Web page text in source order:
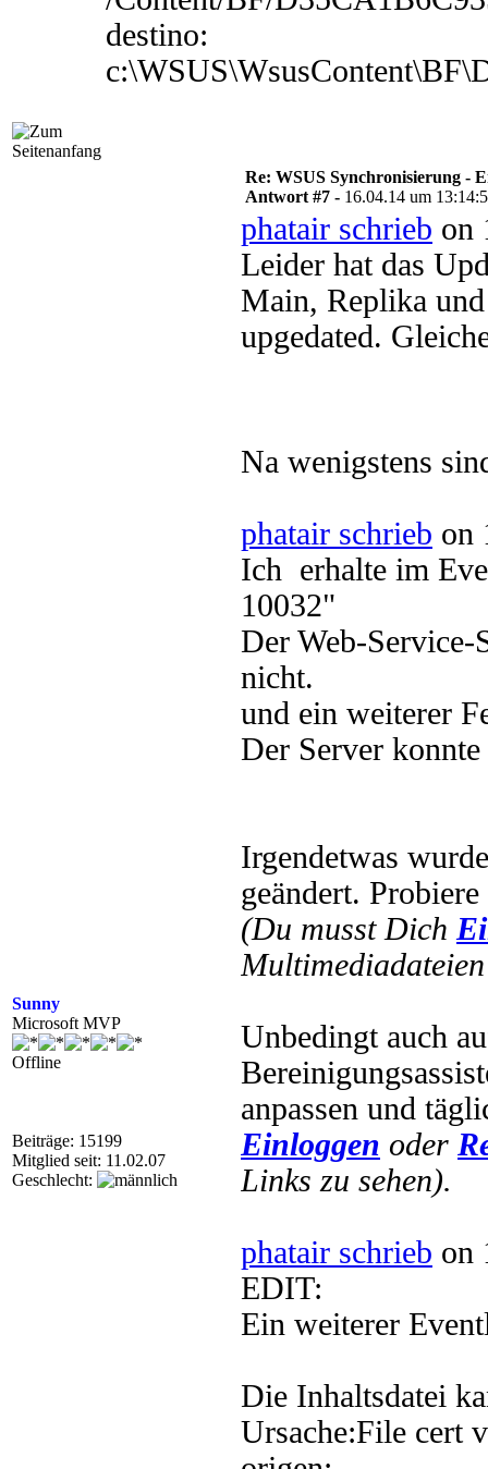
destino:
Sunny
Microsoft MVP
Offline
Beiträge: 15199
Mitglied seit: 11.02.07
Geschlecht:
Re: WSUS Synchronisierung -
Antwort #7 - 16.04.14 um
phatair schrieb on
Leider hat das
Main, Replika
upgedated.
Na wenigstens
phatair schrieb on
Ich erhalte im
10032"
Der Web-
nicht.
und ein weiterer
Der Server
Irgendetwas
geändert.
(Du musst Dich
Unbedingt auch
anpassen und
Einloggen oder
Links zu sehen).
phatair schrieb on
EDIT:
Ein weiterer
Die Inhaltsdatei
Ursache:File cert